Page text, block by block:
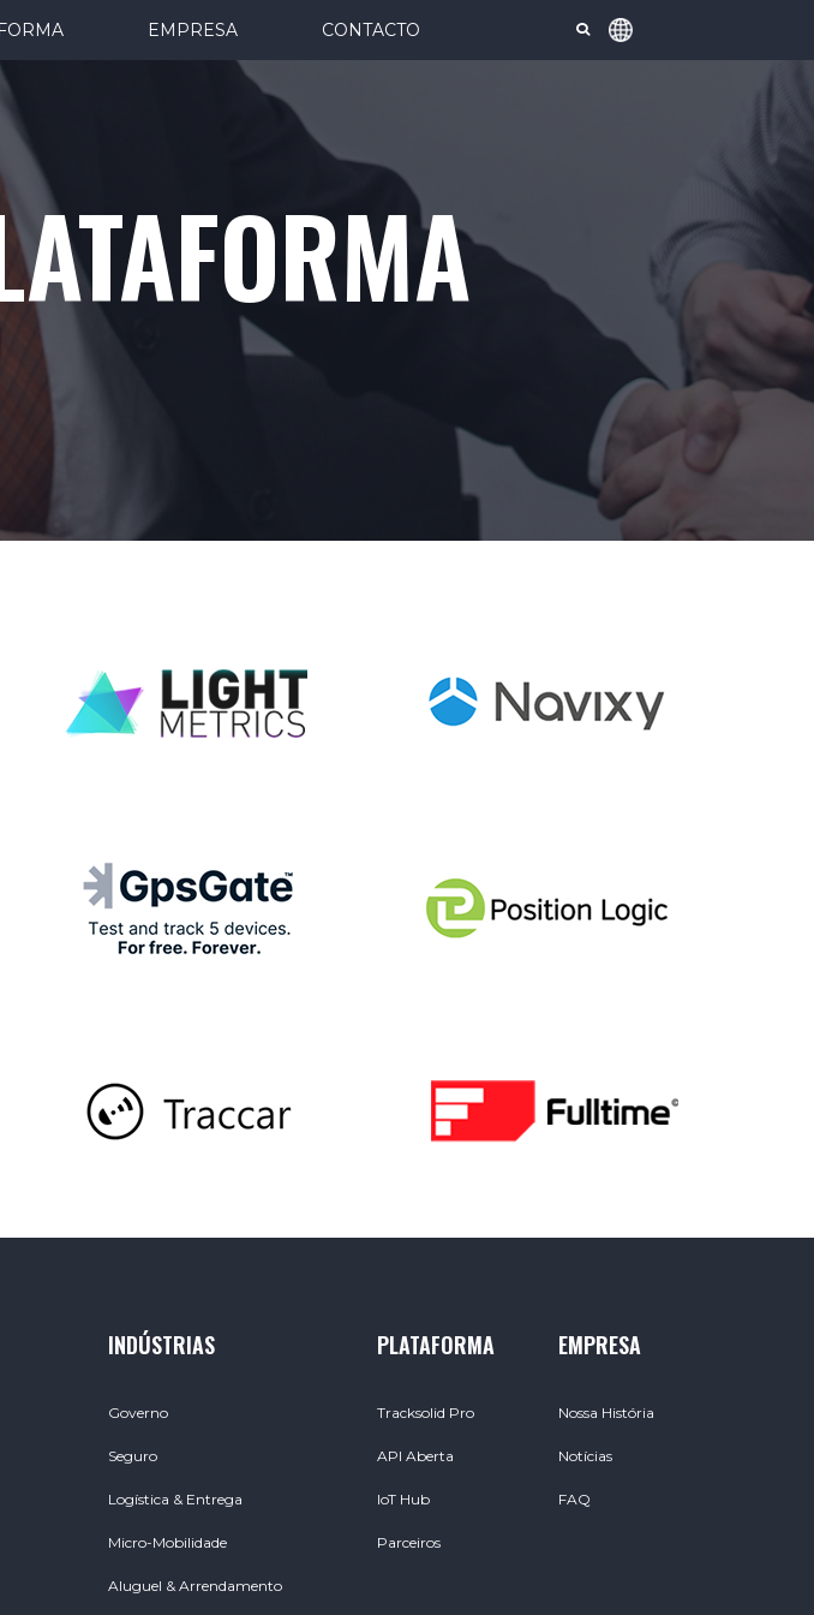
EMPRESA CONTACTO
INDÚSTRIAS
Governo
Seguro
Logística & Entrega
Micro-Mobilidade
Aluguel & Arrendamento
PLATAFORMA
Tracksolid Pro
API Aberta
IoT Hub
Parceiros
EMPRESA
Nossa História
Notícias
FAQ